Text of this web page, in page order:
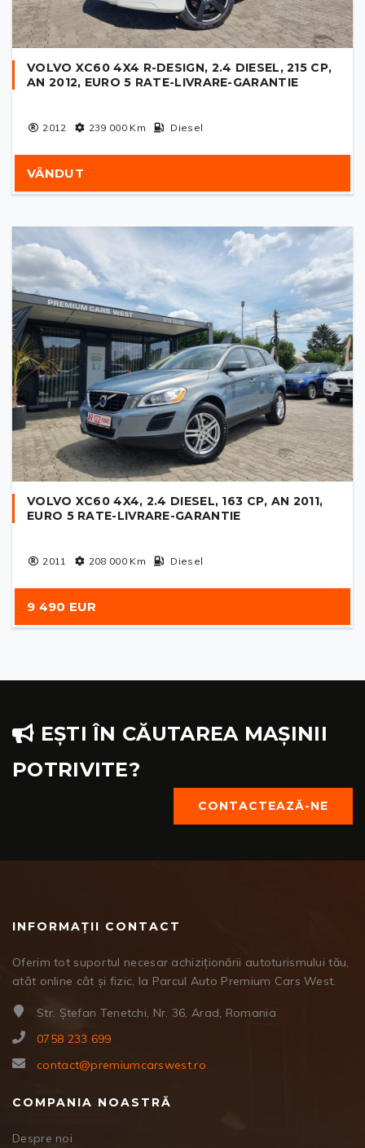
VOLVO XC60 4X4 R-DESIGN, 2.4 DIESEL, 215 CP,
AN 2012, EURO 5 RATE-LIVRARE-GARANTIE
2012 239 000Km Diesel
VÂNDUT
VOLVO XC60 4X4, 2.4 DIESEL, 163 CP, AN 2011,
EURO 5 RATE-LIVRARE-GARANTIE
2011 208 000Km Diesel
9 490 EUR
EȘTI ÎN CĂUTAREA MAȘINII
POTRIVITE?
CONTACTEAZĂ-NE
INFORMAȚII CONTACT
Oferim tot suportul necesar achiziționării autoturismului tău,
atât online cât și fizic, la Parcul Auto Premium Cars West.
Str. Ștefan Tenetchi, Nr. 36, Arad, Romania
0758 233 699
contact@premiumcarswest.ro
COMPANIA NOASTRĂ
Despre noi